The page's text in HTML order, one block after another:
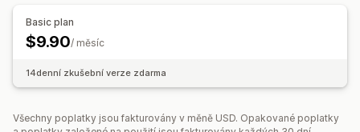
Basic plan
$9.90/ měsíc
14denní zkušební verze zdarma
Všechny poplatky jsou fakturovány v měně USD. Opakované poplatky